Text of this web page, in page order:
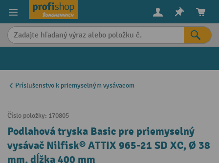
content
Príslušenstvo k priemyselným vysávacom
Číslo položky: 170805
Podlahová tryska Basic pre priemyselný
vysávač Nilfisk® ATTIX 965-21 SD XC, Ø 38
mm, dĺžka 400 mm